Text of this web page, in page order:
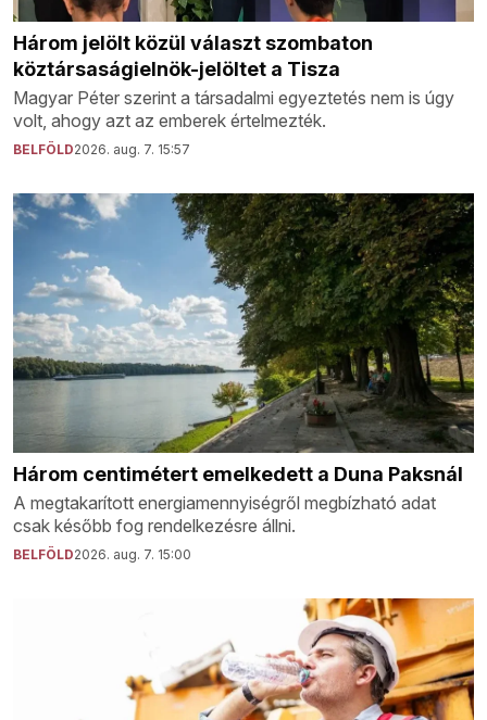
Három jelölt közül választ szombaton
köztársaságielnök-jelöltet a Tisza
Magyar Péter szerint a társadalmi egyeztetés nem is úgy
volt, ahogy azt az emberek értelmezték.
BELFÖLD2026. aug. 7. 15:57
Három centimétert emelkedett a Duna Paksnál
A megtakarított energiamennyiségről megbízható adat
csak később fog rendelkezésre állni.
BELFÖLD2026. aug. 7. 15:00